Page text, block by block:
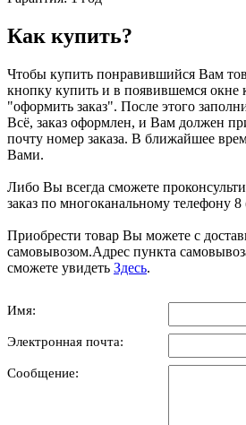
Как купить?
Чтобы купить понравившийся Вам
кнопку купить и в появившемся окне
"оформить заказ". После этого
Всё, заказ оформлен, и Вам должен
почту номер заказа. В ближайшее
Вами.
Либо Вы всегда сможете
заказ по многоканальному телефону
Приобрести товар Вы можете с
самовывозом.Адрес пункта
сможете увидеть Здесь.
Имя:
Электронная почта:
Сообщение: